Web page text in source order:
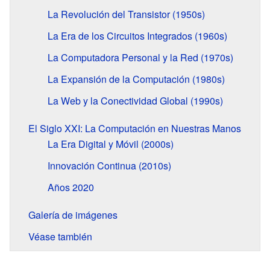
La Revolución del Transistor (1950s)
La Era de los Circuitos Integrados (1960s)
La Computadora Personal y la Red (1970s)
La Expansión de la Computación (1980s)
La Web y la Conectividad Global (1990s)
El Siglo XXI: La Computación en Nuestras Manos
La Era Digital y Móvil (2000s)
Innovación Continua (2010s)
Años 2020
Galería de imágenes
Véase también